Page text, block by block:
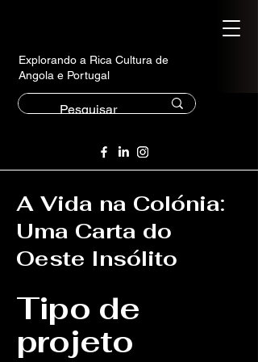
Explorando a Rica Cultura de
Angola e Portugal
A Vida na Colónia:
Uma Carta do
Oeste Insólito
Tipo de
projeto